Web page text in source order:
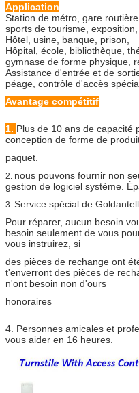
Application
Station de métro, gare
sports de tourisme, exposition,
Hôtel, usine, banque, prison,
Hôpital, école, bibliothèque,
gymnase de forme physique,
Assistance d'entrée et de
péage, contrôle d'accès
Avantage compétitif
1. Plus de 10 ans de capacité
conception de forme de
paquet.
2. nous pouvons fournir non
gestion de logiciel système.
3. Service spécial de
Pour réparer, aucun besoin
besoin seulement de vous
vous instruirez, si
des pièces de rechange ont
t'enverront des pièces de
n'ont besoin non d'ours
honoraires
4. Personnes amicales et
vous aider en 16 heures.